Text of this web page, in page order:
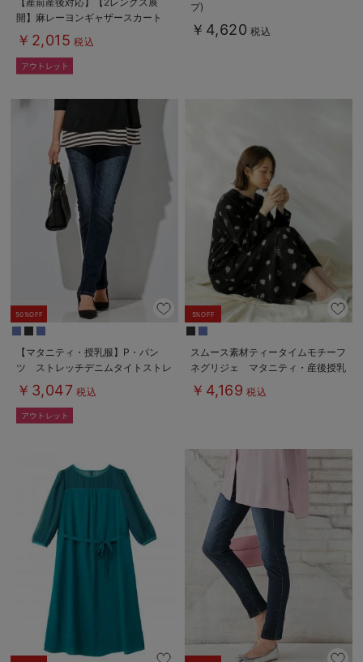
開】麻レーヨンギャザースカート
【出産後も長く使える】
￥2,015 税込
プ)
￥4,620 税込
50%OFF
【マタニティ・授乳服】P・パン
ツ ストレッチデニムタイトストレ
ート
￥3,047 税込
5%OFF
スムース素材ティータイムモチーフ
ネグリジェ マタニティ・産後授乳
服【出産後も長く使える】
Rosemadame（ローズマダム）
￥4,169 税込